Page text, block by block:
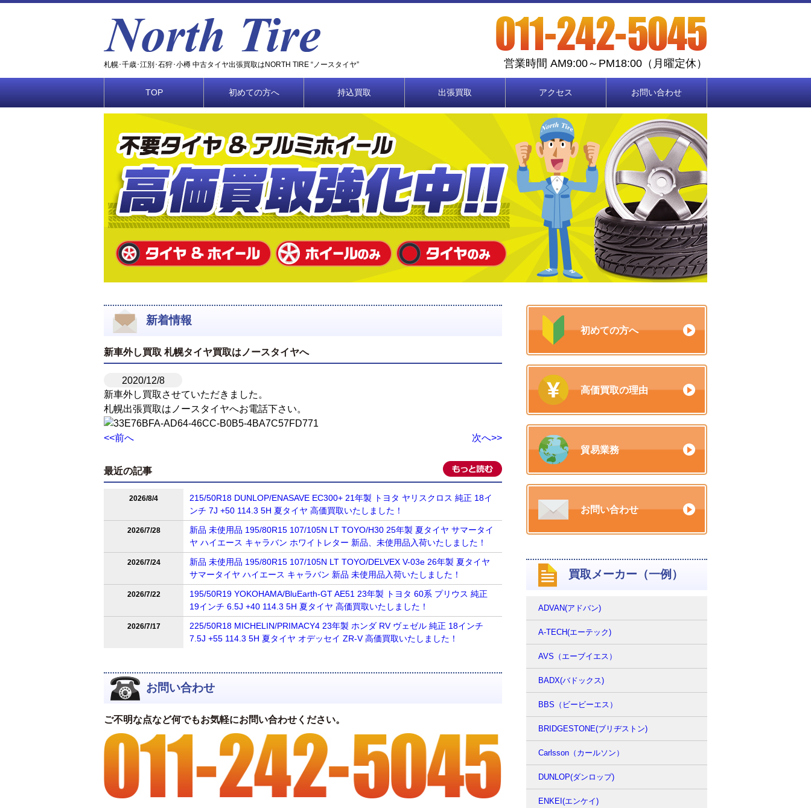
札幌･千歳･江別･石狩･小樽 中古タイヤ出張買取はNORTH TIRE “ノースタイヤ” 営業時間 AM9:00～PM18:00（月曜定休）
TOP 初めての方へ 持込買取 出張買取 アクセス お問い合わせ
新着情報
新車外し買取 札幌タイヤ買取はノースタイヤへ
2020/12/8
新車外し買取させていただきました。
札幌出張買取はノースタイヤへお電話下さい。
<<前へ 次へ>>
最近の記事
2026/8/4
215/50R18 DUNLOP/ENASAVE EC300+ 21年製 トヨタ ヤリスクロス 純正 18イ
ンチ 7J +50 114.3 5H 夏タイヤ 高価買取いたしました！
2026/7/28
新品 未使用品 195/80R15 107/105N LT TOYO/H30 25年製 夏タイヤ サマータイ
ヤ ハイエース キャラバン ホワイトレター 新品、未使用品入荷いたしました！
2026/7/24
新品 未使用品 195/80R15 107/105N LT TOYO/DELVEX V-03e 26年製 夏タイヤ
サマータイヤ ハイエース キャラバン 新品 未使用品入荷いたしました！
2026/7/22
195/50R19 YOKOHAMA/BluEarth-GT AE51 23年製 トヨタ 60系 プリウス 純正
19インチ 6.5J +40 114.3 5H 夏タイヤ 高価買取いたしました！
2026/7/17
225/50R18 MICHELIN/PRIMACY4 23年製 ホンダ RV ヴェゼル 純正 18インチ
7.5J +55 114.3 5H 夏タイヤ オデッセイ ZR-V 高価買取いたしました！
お問い合わせ
ご不明な点など何でもお気軽にお問い合わせください。
初めての方へ
高価買取の理由
貿易業務
お問い合わせ
買取メーカー（一例）
ADVAN(アドバン)
A-TECH(エーテック)
AVS（エーブイエス）
BADX(バドックス)
BBS（ビービーエス）
BRIDGESTONE(ブリヂストン)
Carlsson（カールソン）
DUNLOP(ダンロップ)
ENKEI(エンケイ)